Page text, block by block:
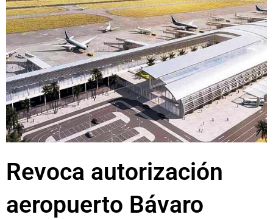
Revoca autorización
aeropuerto Bávaro